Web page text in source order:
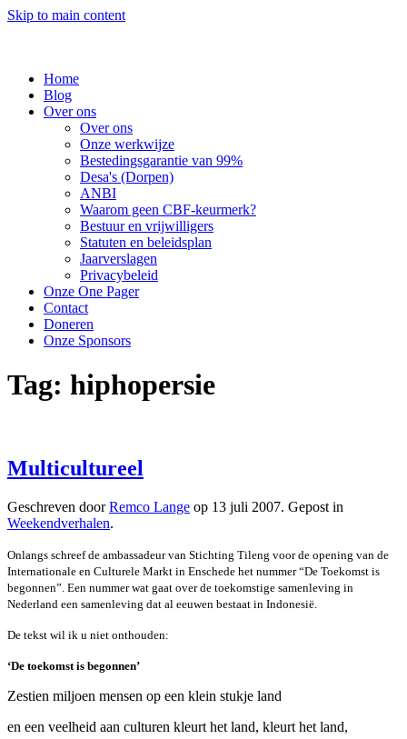
Skip to main content
Home
Blog
Over ons
Over ons
Onze werkwijze
Bestedingsgarantie van 99%
Desa's (Dorpen)
ANBI
Waarom geen CBF-keurmerk?
Bestuur en vrijwilligers
Statuten en beleidsplan
Jaarverslagen
Privacybeleid
Onze One Pager
Contact
Doneren
Onze Sponsors
Tag: hiphopersie
Multicultureel
Geschreven doorRemco Lange op 13 juli 2007. Gepost in
Weekendverhalen.
Onlangs schreef de ambassadeur van Stichting Tileng voor de opening van de
Internationale en Culturele Markt in Enschede het nummer “De Toekomst is
begonnen”. Een nummer wat gaat over de toekomstige samenleving in
Nederland een samenleving dat al eeuwen bestaat in Indonesië.
De tekst wil ik u niet onthouden:
‘De toekomst is begonnen’
Zestien miljoen mensen op een klein stukje land
en een veelheid aan culturen kleurt het land, kleurt het land,